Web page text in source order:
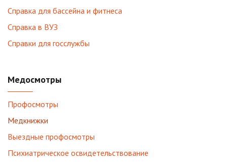
Справка для бассейна и фитнеса
Справка в ВУЗ
Справки для госслужбы
Медосмотры
Профосмотры
Медкнижки
Выездные профосмотры
Психиатрическое освидетельствование